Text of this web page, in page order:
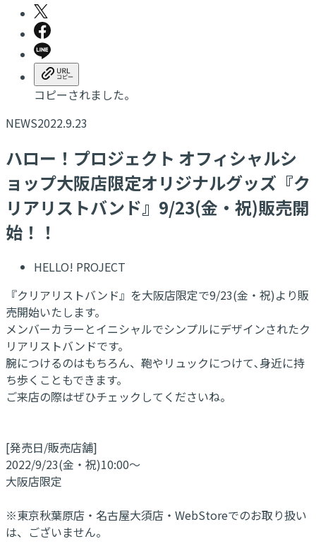
コピーされました。
NEWS2022.9.23
ハロー！プロジェクト オフィシャルシ
ョップ大阪店限定オリジナルグッズ『ク
リアリストバンド』9/23(金・祝)販売開
始！！
HELLO! PROJECT
『クリアリストバンド』を大阪店限定で9/23(金・祝)より販
売開始いたします。
メンバーカラーとイニシャルでシンプルにデザインされたク
リアリストバンドです。
腕につけるのはもちろん、鞄やリュックにつけて､身近に持
ち歩くこともできます。
ご来店の際はぜひチェックしてくださいね。
[発売日/販売店舗]
2022/9/23(金・祝)10:00～
大阪店限定
※東京秋葉原店・名古屋大須店・WebStoreでのお取り扱い
は、ございません。